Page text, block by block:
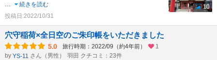
続きを読む
投稿日:2022/10/31
10
穴守稲荷×全日空のご朱印帳をいただきました
5.0 旅行時期：2022/09（約4年前）
1
by YS-11 さん（男性） 羽田 クチコミ：23件